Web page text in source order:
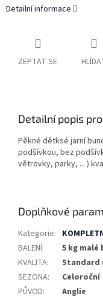
Detailní informace
ZEPTAT SE
Detailní popis
Pěkné dětksé jarní
podšívkou, bez
větrovky, parky, ... )
Doplňkové
Kategorie:
BALENÍ:
5 kg malé
KVALITA:
Standard
SEZONA:
Celoroční
PŮVOD: Anglie